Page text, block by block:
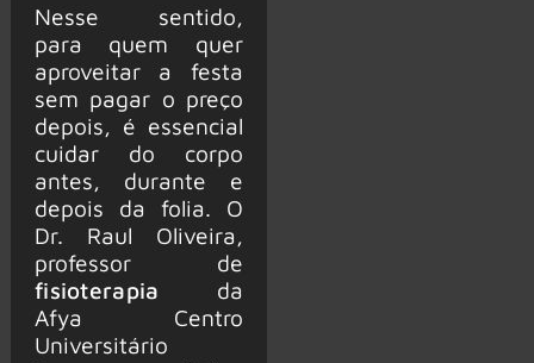
Nesse sentido,
para quem quer
aproveitar a festa
sem pagar o preço
depois, é essencial
cuidar do corpo
antes, durante e
depois da folia. O
Dr. Raul Oliveira,
professor de
fisioterapia da
Afya Centro
Universitário